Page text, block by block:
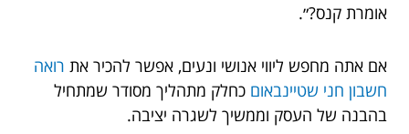
אומרת קנס?״.
אם אתה מחפש ליווי אנושי ונעים, אפשר להכיר את רואה
חשבון חני שטיינבאום כחלק מתהליך מסודר שמתחיל
בהבנה של העסק וממשיך לשגרה יציבה.